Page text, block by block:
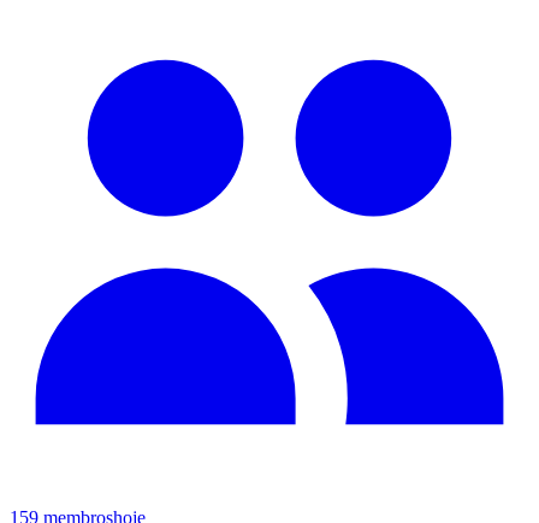
159 membroshoje